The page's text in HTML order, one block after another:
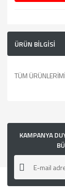
ÜRÜN BİLGİSİ
TÜM
kullanarak
Görüş ve
Ürün resmi
Ürün
Ürün
KAMPANYA